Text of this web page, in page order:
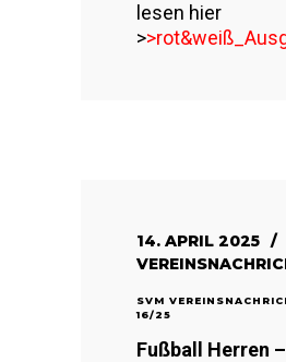
lesen hier
>
14. APRIL 2025
SVM
16/25
Fußball Herren